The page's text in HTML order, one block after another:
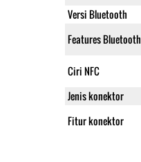
Versi Bluetooth
Features Bluetooth
Ciri NFC
Jenis konektor
Fitur konektor